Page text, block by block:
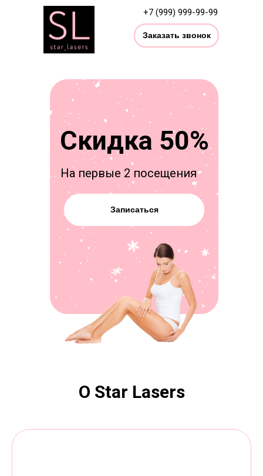
+7 (999) 999-99-99
Заказать звонок
Скидка 50%
На первые 2 посещения
Записаться
О Star Lasers